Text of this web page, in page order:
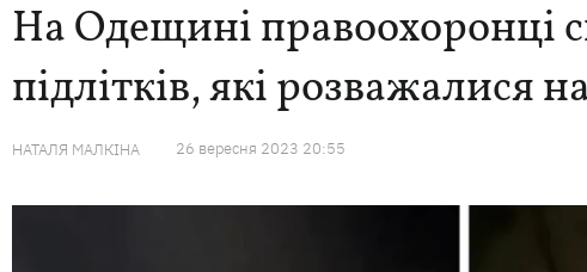
На Одещині правоохоронці
підлітків, які розважалися
НАТАЛЯ МАЛКІНА 26 вересня 2023 20:55